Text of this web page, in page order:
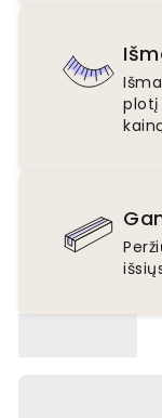
plotį